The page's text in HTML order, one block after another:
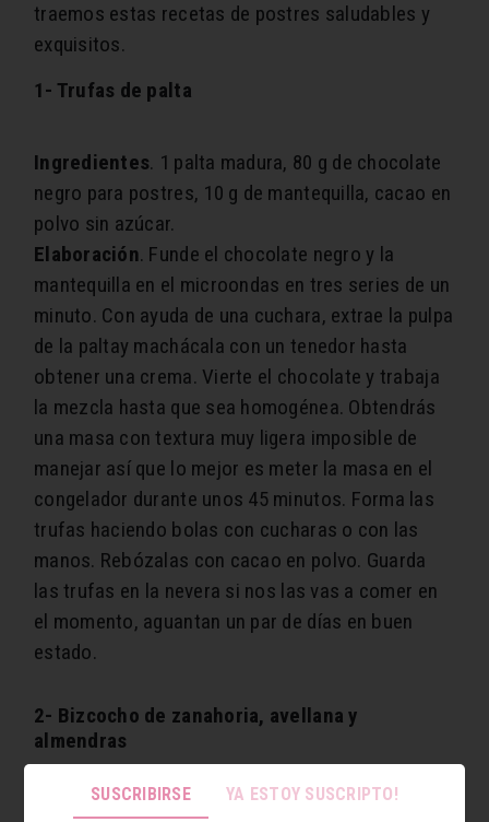
traemos estas recetas de postres saludables y
exquisitos.
1- Trufas de palta
Ingredientes. 1 palta madura, 80 g de chocolate
negro para postres, 10 g de mantequilla, cacao en
polvo sin azúcar.
Elaboración. Funde el chocolate negro y la
mantequilla en el microondas en tres series de un
minuto. Con ayuda de una cuchara, extrae la pulpa
de la paltay machácala con un tenedor hasta
obtener una crema. Vierte el chocolate y trabaja
la mezcla hasta que sea homogénea. Obtendrás
una masa con textura muy ligera imposible de
manejar así que lo mejor es meter la masa en el
congelador durante unos 45 minutos. Forma las
trufas haciendo bolas con cucharas o con las
manos. Rebózalas con cacao en polvo. Guarda
las trufas en la nevera si nos las vas a comer en
el momento, aguantan un par de días en buen
estado.
2- Bizcocho de zanahoria, avellana y
almendras
Ingredientes. 240 g de zanahoria rallada fina, 2
SUSCRIBIRSE YA ESTOY SUSCRIPTO!